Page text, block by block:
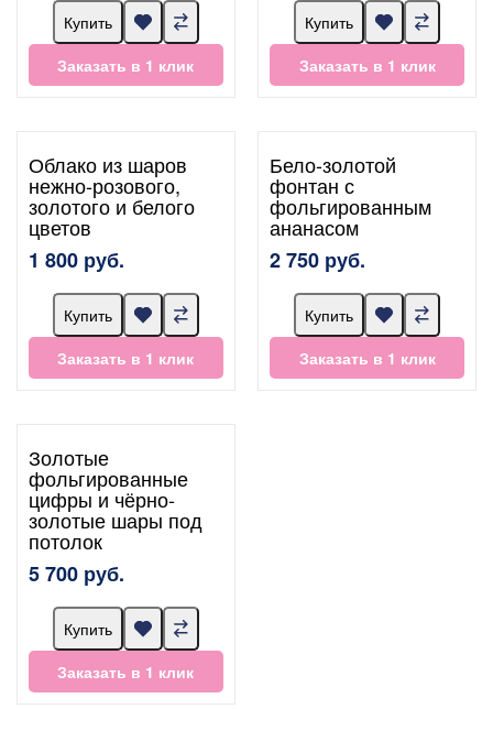
Купить
Заказать в 1 клик
Купить
Заказать в 1 клик
Облако из шаров
нежно-розового,
золотого и белого
цветов
1 800 руб.
Купить
Заказать в 1 клик
Бело-золотой
фонтан с
фольгированным
ананасом
2 750 руб.
Купить
Заказать в 1 клик
Золотые
фольгированные
цифры и чёрно-
золотые шары под
потолок
5 700 руб.
Купить
Заказать в 1 клик